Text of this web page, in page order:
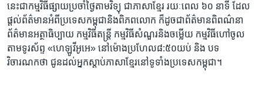
ស្វែង​
ភាសា
នេះ​ជា​កម្ម​វិធី​ផ្សាយ​ប្រចាំ​ថ្ងៃ​តាម​វិទ្យុ ​ជាភាសា​ខ្មែរ​ រយៈ​ពេល​ ៦០​ នាទី ដែល​
ផ្តល់​ព័ត៌មាន​អំពី​ប្រទេស​កម្ពុជា​និង​ពិភព​លោក ​ក៏ដូច​ជា​ព័ត៌មាន​ពិពណ៌នា
ព័ត៌មាន​អត្ថាធិប្បាយ​ កម្ម​វិធី​តន្ត្រី ​កម្មវិធី​​សំណួរ​និង​ចម្លើយ​ កម្ម​វិធី​ហៅ​ចូល​
តាម​ទូរ​ស័ព្ទ «ហេឡូវីអូអេ» នៅ​ម៉ោង​​ប្រហែល​៨:៥០​យប់ ​និង បទ​
វិចារណកថា​ ជូន​ដល់​អ្នក​ស្តាប់​ភាសា​ខ្មែរ​នៅ​ទូទាំង​ប្រទេស​កម្ពុជា។